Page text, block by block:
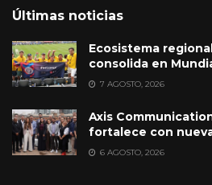
Últimas noticias
Ecosistema
consolida en
7 AGOSTO, 2026
Axis
fortalece con
6 AGOSTO, 2026